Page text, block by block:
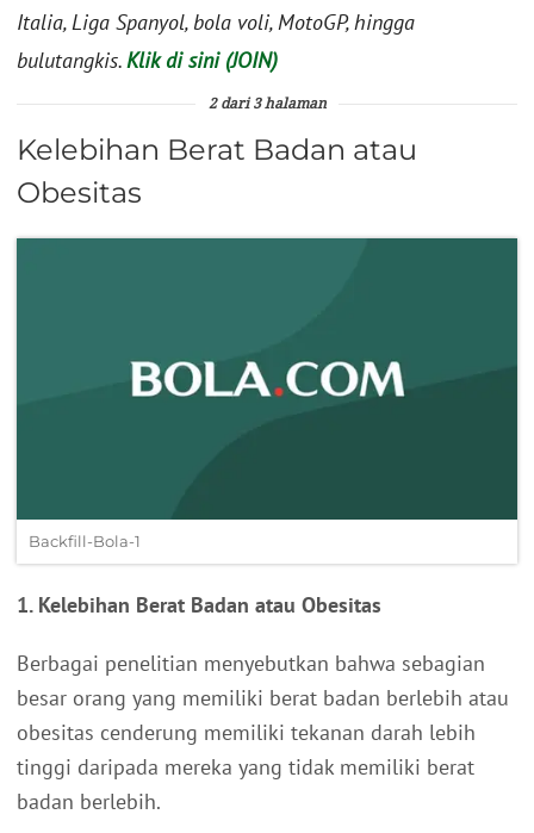
Italia, Liga Spanyol, bola voli, MotoGP, hingga
bulutangkis.Klik di sini (JOIN)
2 dari 3 halaman
Kelebihan Berat Badan atau
Obesitas
Backfill-Bola-1
1. Kelebihan Berat Badan atau Obesitas
Berbagai penelitian menyebutkan bahwa sebagian
besar orang yang memiliki berat badan berlebih atau
obesitas cenderung memiliki tekanan darah lebih
tinggi daripada mereka yang tidak memiliki berat
badan berlebih.